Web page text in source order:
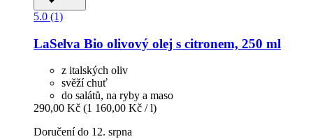
5.0 (1)
LaSelva Bio olivový olej s citronem, 250 ml
z italských oliv
svěží chuť
do salátů, na ryby a maso
290,00 Kč (1 160,00 Kč / l)
Doručení do 12. srpna